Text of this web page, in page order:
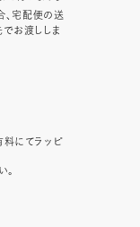
、宅配便の送
お渡ししま
料にてラッピ
。